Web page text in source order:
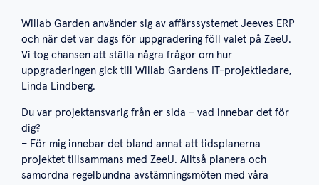
Willab Garden använder sig av affärssystemet Jeeves ERP
och när det var dags för uppgradering föll valet på ZeeU.
Vi tog chansen att ställa några frågor om hur
uppgraderingen gick till Willab Gardens IT-projektledare,
Linda Lindberg.
Du var projektansvarig från er sida – vad innebar det för
dig?
– För mig innebar det bland annat att tidsplanerna
projektet tillsammans med ZeeU. Alltså planera och
samordna regelbundna avstämningsmöten med våra